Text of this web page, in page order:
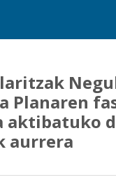
Planaren
aktibatuko
aurrera